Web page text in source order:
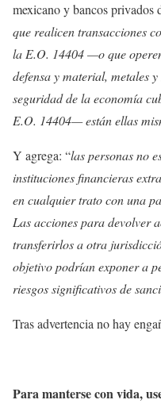
mexicano y bancos privados
que realicen transacciones
la E.O. 14404 —o que
defensa y material, metales
seguridad de la economía
E.O. 14404— están ellas
Y agrega: “las personas no
instituciones financieras
en cualquier trato con una
Las acciones para devolver
transferirlos a otra
objetivo podrían exponer a
riesgos significativos de
Tras advertencia no hay
Para manterse con vida,